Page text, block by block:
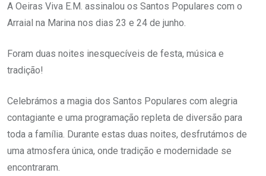
A Oeiras Viva E.M. assinalou os Santos Populares com o
Arraial na Marina nos dias 23 e 24 de junho.
Foram duas noites inesquecíveis de festa, música e
tradição!
Celebrámos a magia dos Santos Populares com alegria
contagiante e uma programação repleta de diversão para
toda a família. Durante estas duas noites, desfrutámos de
uma atmosfera única, onde tradição e modernidade se
encontraram.